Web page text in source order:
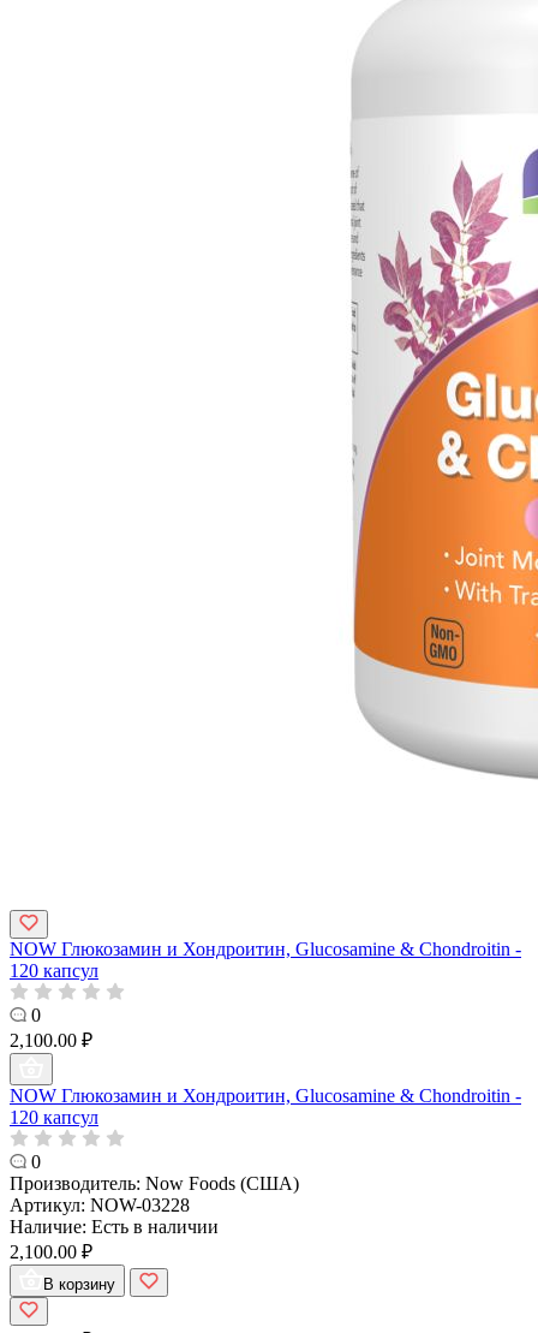
NOW Глюкозамин и Хондроитин, Glucosamine & Chondroitin -
120 капсул
0
2,100.00 ₽
NOW Глюкозамин и Хондроитин, Glucosamine & Chondroitin -
120 капсул
0
Производитель: Now Foods (США)
Артикул: NOW-03228
Наличие: Есть в наличии
2,100.00 ₽
В корзину